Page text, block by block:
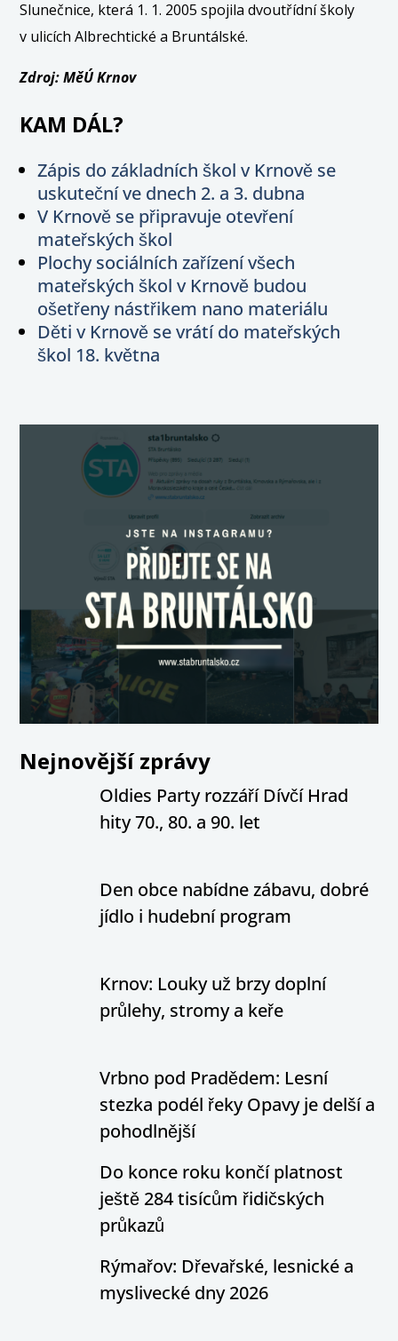
Slunečnice, která 1. 1. 2005 spojila dvoutřídní školy
v ulicích Albrechtické a Bruntálské.
Zdroj: MěÚ Krnov
KAM DÁL?
Zápis do základních škol v Krnově se
uskuteční ve dnech 2. a 3. dubna
V Krnově se připravuje otevření
mateřských škol
Plochy sociálních zařízení všech
mateřských škol v Krnově budou
ošetřeny nástřikem nano materiálu
Děti v Krnově se vrátí do mateřských
škol 18. května
Nejnovější zprávy
Oldies Party rozzáří Dívčí Hrad
hity 70., 80. a 90. let
Den obce nabídne zábavu, dobré
jídlo i hudební program
Krnov: Louky už brzy doplní
průlehy, stromy a keře
Vrbno pod Pradědem: Lesní
stezka podél řeky Opavy je delší a
pohodlnější
Do konce roku končí platnost
ještě 284 tisícům řidičských
průkazů
Rýmařov: Dřevařské, lesnické a
myslivecké dny 2026